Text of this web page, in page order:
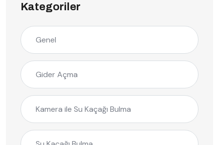
Kategoriler
Genel
Gider Açma
Kamera ile Su Kaçağı Bulma